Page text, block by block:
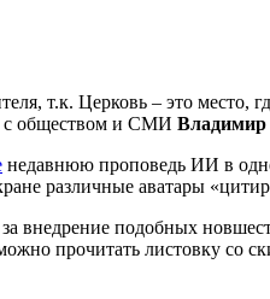
т.к. Церковь – это место,
с обществом и СМИ Владимир
недавнюю проповедь ИИ в
различные аватары
внедрение подобных
прочитать листовку со